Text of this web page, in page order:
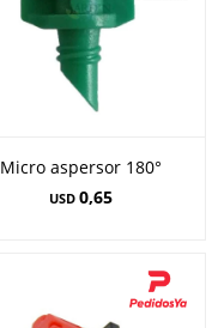
Micro aspersor 180°
USD 0,65